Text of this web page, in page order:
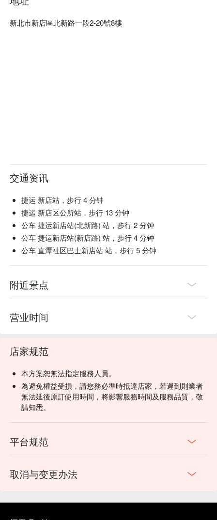
新北市新店區北新路一段2-20號8樓
交通资讯
捷运 新店站，步行 4 分钟
捷运 新店区公所站，步行 13 分钟
公车 捷运新店站(北新路) 站，步行 2 分钟
公车 捷运新店站(新店路) 站，步行 4 分钟
公车 直潭社区巴士新店站 站，步行 5 分钟
附近景点
营业时间
店家规范
本方案恕無法指定服務人員。
為避免權益受損，請您務必準時抵達店家，若遲到則業者
無法延後原訂使用時間，將影響服務時間及服務品質，敬
請知悉。
平台规范
取消与变更办法